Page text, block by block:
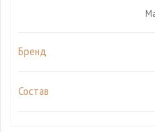
Бренд
Состав